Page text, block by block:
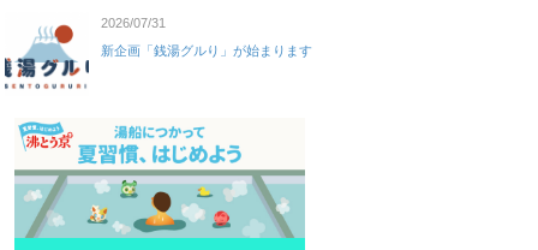
2026/07/31
新企画「銭湯グルり」が始まります